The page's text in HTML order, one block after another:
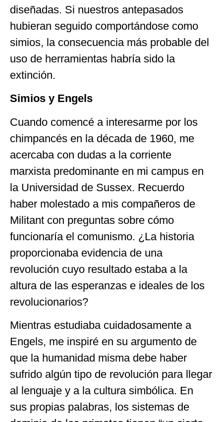
diseñadas. Si nuestros antepasados
hubieran seguido comportándose como
simios, la consecuencia más probable del
uso de herramientas habría sido la
extinción.
Simios y Engels
Cuando comencé a interesarme por los
chimpancés en la década de 1960, me
acercaba con dudas a la corriente
marxista predominante en mi campus en
la Universidad de Sussex. Recuerdo
haber molestado a mis compañeros de
Militant con preguntas sobre cómo
funcionaría el comunismo. ¿La historia
proporcionaba evidencia de una
revolución cuyo resultado estaba a la
altura de las esperanzas e ideales de los
revolucionarios?
Mientras estudiaba cuidadosamente a
Engels, me inspiré en su argumento de
que la humanidad misma debe haber
sufrido algún tipo de revolución para llegar
al lenguaje y a la cultura simbólica. En
sus propias palabras, los sistemas de